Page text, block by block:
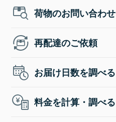
荷物のお問い合わせ
再配達のご依頼
お届け日数を調べる
料金を計算・調べる